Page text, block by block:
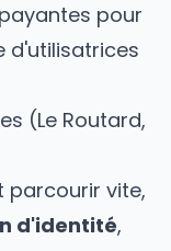
pour
d'utilisatrices
(Le Routard,
parcourir vite,
d'identité,